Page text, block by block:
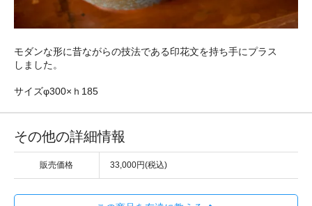
モダンな形に昔ながらの技法である印花文を持ち手にプラス
しました。
サイズφ300×ｈ185
その他の詳細情報
販売価格 33,000円(税込)